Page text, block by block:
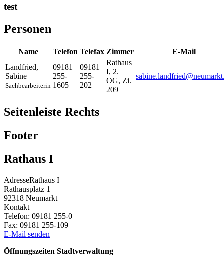
test
Personen
Name Telefon Telefax Zimmer
E-Mail
Landfried,
Sabine
Sachbearbeiterin
09181
255-
1605
09181
255-
202
Rathaus
I, 2.
OG, Zi.
209
Seitenleiste Rechts
Footer
Rathaus I
AdresseRathaus I
Rathausplatz 1
92318 Neumarkt
Kontakt
Telefon: 09181 255-0
Fax: 09181 255-109
E-Mail senden
Öffnungszeiten Stadtverwaltung